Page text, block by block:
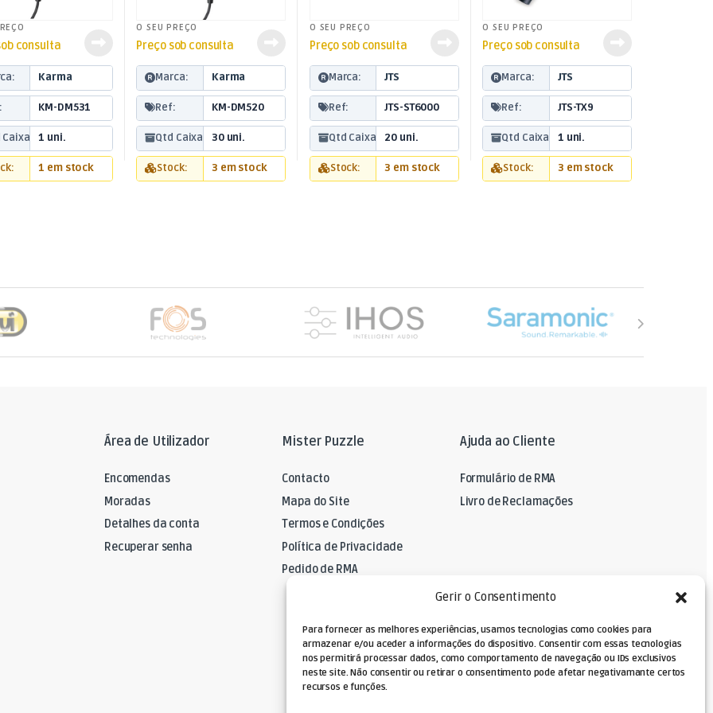
Gerir o Consentimento
Para fornecer as melhores experiências, usamos tecnologias como cookies para
armazenar e/ou aceder a informações do dispositivo. Consentir com essas tecnologias
nos permitirá processar dados, como comportamento de navegação ou IDs exclusivos
neste site. Não consentir ou retirar o consentimento pode afetar negativamante certos
recursos e funções.
consulta
Karma
KM-DM531
1 uni.
1 em stock
O SEU PREÇO
Preço sob consulta
Marca: Karma
Ref: KM-DM520
Qtd Caixa: 30 uni.
Stock: 3 em stock
O SEU PREÇO
Preço sob consulta
Marca: JTS
Ref: JTS-ST6000
Qtd Caixa: 20 uni.
Stock: 3 em stock
O SEU PREÇO
Preço sob consulta
Marca: JTS
Ref: JTS-TX9
Qtd Caixa: 1 uni.
Stock: 3 em stock
Área de Utilizador
Encomendas
Moradas
Detalhes da conta
Recuperar senha
Mister Puzzle
Contacto
Mapa do Site
Termos e Condições
Política de Privacidade
Pedido de RMA
Ajuda ao Cliente
Formulário de RMA
Livro de Reclamações